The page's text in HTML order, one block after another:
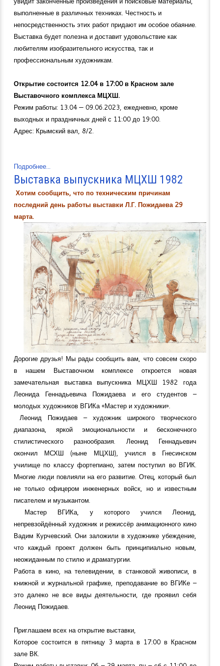
выполненные в различных техниках. Честность и
непосредственность этих работ придают им особое обаяние.
Выставка будет полезна и доставит удовольствие как
любителям изобразительного искусства, так и
профессиональным художникам.
Открытие состоится 12.04 в 17:00 в Красном зале
Выставочного комплекса МЦХШ.
Режим работы: 13.04 — 09.06.2023, ежедневно, кроме
выходных и праздничных дней с 11:00 до 19:00.
Адрес: Крымский вал, 8/2.
Подробнее...
Выставка выпускника МЦХШ 1982
Хотим сообщить, что по техническим причинам
последний день работы выставки Л.Г. Пожидаева 29
марта.
Дорогие друзья! Мы рады сообщить вам, что совсем скоро
в нашем Выставочном комплексе откроется новая
замечательная выставка выпускника МЦХШ 1982 года
Леонида Геннадьевича Пожидаева и его студентов –
молодых художников ВГИКа «Мастер и художники».
Леонид Пожидаев – художник широкого творческого
диапазона, яркой эмоциональности и бесконечного
стилистического разнообразия. Леонид Геннадьевич
окончил МСХШ (ныне МЦХШ), учился в Гнесинском
училище по классу фортепиано, затем поступил во ВГИК.
Многие люди повлияли на его развитие. Отец, который был
не только офицером инженерных войск, но и известным
писателем и музыкантом.
Мастер ВГИКа, у которого учился Леонид,
непревзойдённый художник и режиссёр анимационного кино
Вадим Курчевский. Они заложили в художнике убеждение,
что каждый проект должен быть принципиально новым,
неожиданным по стилю и драматургии.
Работа в кино, на телевидении, в станковой живописи, в
книжной и журнальной графике, преподавание во ВГИКе –
это далеко не все виды деятельности, где проявил себя
Леонид Пожидаев.
Приглашаем всех на открытие выставки,
Которое состоится в пятницу 3 марта в 17:00 в Красном
зале ВК.